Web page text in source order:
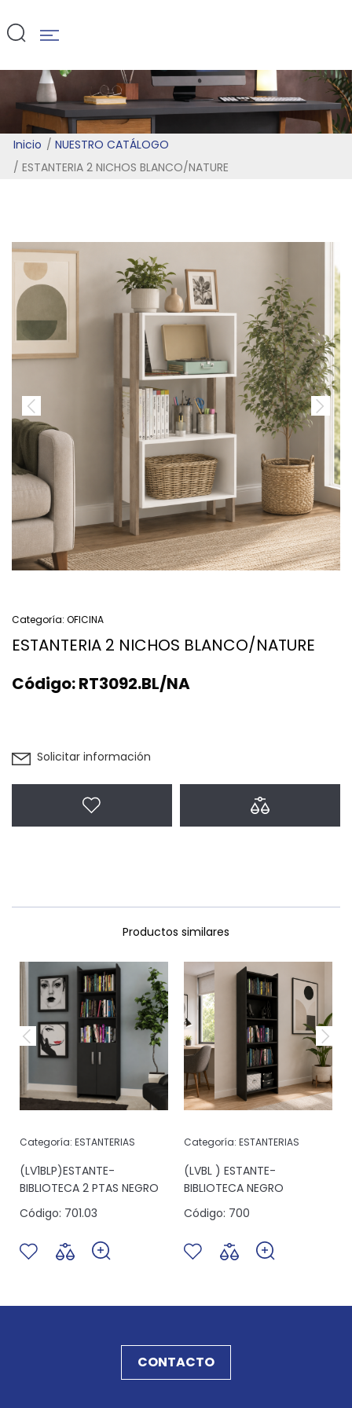
BLANCO/
Inicio
NUESTRO CATÁLOGO
ESTANTERIA 2 NICHOS BLANCO/NATURE
Categoría: OFICINA
ESTANTERIA 2 NICHOS BLANCO/NATURE
Código:RT3092.BL/NA
Solicitar información
Productos similares
Categoría: ESTANTERIAS
(LV1BLP)ESTANTE-
BIBLIOTECA 2 PTAS NEGRO
Código: 701.03
Categoría: ESTANTERIAS
(LVBL ) ESTANTE-
BIBLIOTECA NEGRO
Código: 700
CONTACTO